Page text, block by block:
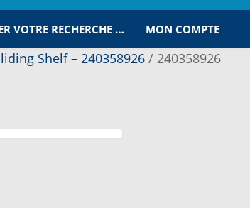
VOTRE RECHERCHE … MON COMPTE
Shelf – 240358926/ 240358926